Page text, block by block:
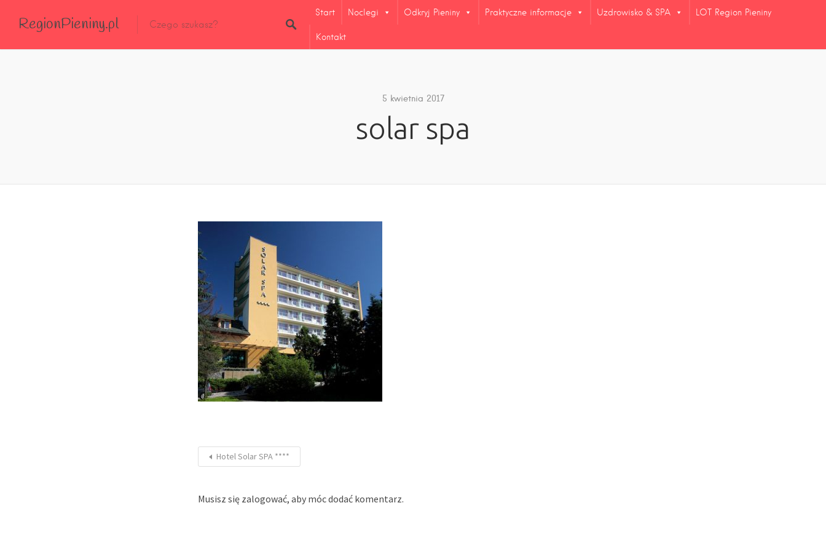
RegionPieniny.pl
Start Noclegi Odkryj Pieniny Praktyczne informacje Uzdrowisko & SPA LOT Region Pieniny
Kontakt
5 kwietnia 2017
solar spa
Hotel Solar SPA ****
Musisz się zalogować, aby móc dodać komentarz.